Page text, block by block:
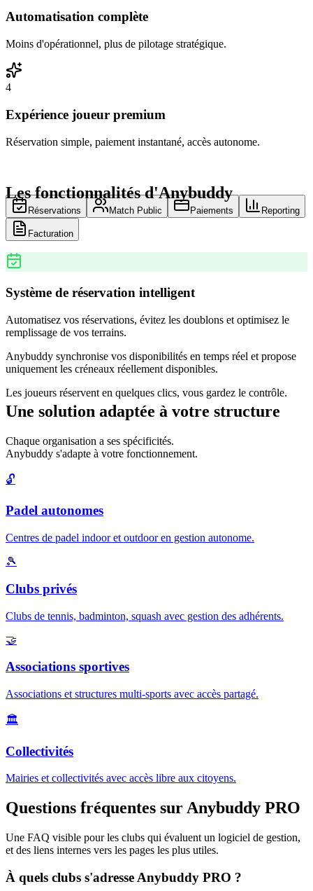
Automatisation complète
Moins d'opérationnel, plus de pilotage stratégique.
4
Expérience joueur premium
Réservation simple, paiement instantané, accès autonome.
Les fonctionnalités d'Anybuddy
Réservations Match Public Paiements Reporting
Facturation
Système de réservation intelligent
Automatisez vos réservations, évitez les doublons et optimisez le
remplissage de vos terrains.
Anybuddy synchronise vos disponibilités en temps réel et propose
uniquement les créneaux réellement disponibles.
Les joueurs réservent en quelques clics, vous gardez le contrôle.
Une solution adaptée à votre structure
Chaque organisation a ses spécificités.
Anybuddy s'adapte à votre fonctionnement.
🔓
Padel autonomes
Centres de padel indoor et outdoor en gestion autonome.
🎾
Clubs privés
Clubs de tennis, badminton, squash avec gestion des adhérents.
🤝
Associations sportives
Associations et structures multi-sports avec accès partagé.
🏛️
Collectivités
Mairies et collectivités avec accès libre aux citoyens.
Questions fréquentes sur Anybuddy PRO
Une FAQ visible pour les clubs qui évaluent un logiciel de gestion,
et des liens internes vers les pages les plus utiles.
À quels clubs s'adresse Anybuddy PRO ?